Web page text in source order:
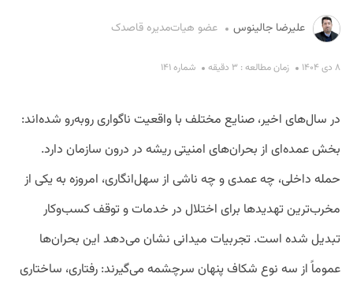
علیرضا جالینوس عضو هیات‌مدیره قاصدک
۸ دی ۱۴۰۴ زمان مطالعه : ۳ دقیقه شماره ۱۴۱
در سال‌های اخیر، صنایع مختلف با واقعیت ناگواری روبه‌رو شده‌اند:
بخش عمده‌ای از بحران‌های امنیتی ریشه در درون سازمان دارد.
حمله داخلی، چه عمدی و چه ناشی از سهل‌انگاری، امروزه به یکی از
مخرب‌ترین تهدیدها برای اختلال در خدمات و توقف کسب‌وکار
تبدیل شده است. تجربیات میدانی نشان می‌دهد این بحران‌ها
عموماً از سه نوع شکاف پنهان سرچشمه می‌گیرند: رفتاری، ساختاری